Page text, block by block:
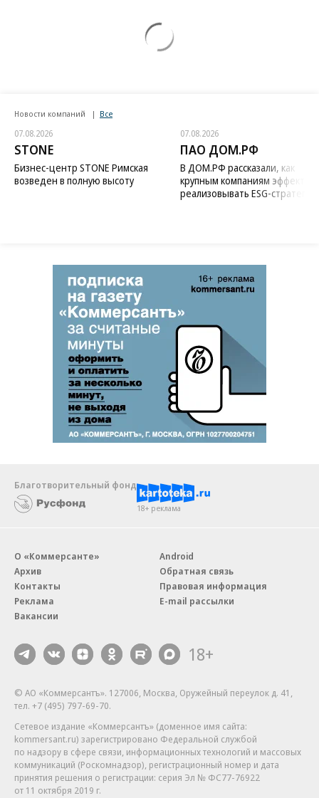
Новости компаний Все
07.08.2026
STONE
Бизнес-центр STONE Римская
возведен в полную высоту
07.08.2026
ПАО ДОМ.РФ
В ДОМ.РФ рассказали, как
крупным компаниям
реализовывать ESG-стратегию
Благотворительный фонд
18+ реклама
О «Коммерсанте»
Архив
Контакты
Реклама
Вакансии
Android
Обратная связь
Правовая информация
E-mail рассылки
18+
© АО «Коммерсантъ». 127006, Москва, Оружейный переулок д. 41,
тел. +7 (495) 797-69-70.
Сетевое издание «Коммерсантъ» (доменное имя сайта:
kommersant.ru) зарегистрировано Федеральной службой
по надзору в сфере связи, информационных технологий и массовых
коммуникаций (Роскомнадзор), регистрационный номер и дата
принятия решения о регистрации: серия Эл № ФС77-76922
от 11 октября 2019 г.